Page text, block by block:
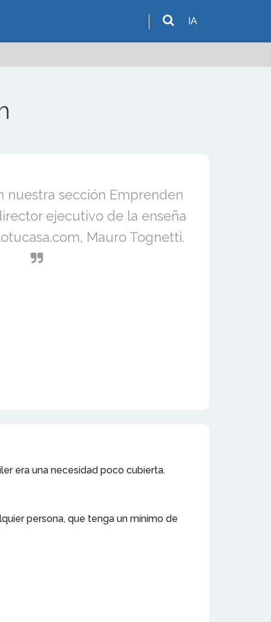
IA
nuestra sección Emprenden
ejecutivo de la enseña
Mauro Tognetti.
era una necesidad poco cubierta.
persona, que tenga un mínimo de